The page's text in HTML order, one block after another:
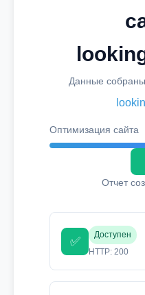
Данные
Оптимизация сайта
Отчет
✅
Доступен
HTTP: 200